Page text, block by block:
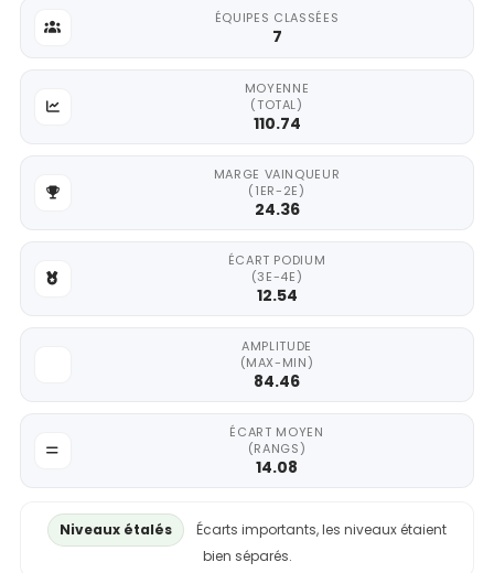
ÉQUIPES CLASSÉES
7
MOYENNE
(TOTAL)
110.74
MARGE VAINQUEUR
(1ER-2E)
24.36
ÉCART PODIUM
(3E-4E)
12.54
AMPLITUDE
(MAX-MIN)
84.46
ÉCART MOYEN
(RANGS)
14.08
Niveaux étalés
Écarts importants, les niveaux étaient
bien séparés.